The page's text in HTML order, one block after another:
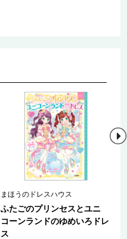
まほうのドレスハウス
ふたごのプリンセスとユニ
コーンランドのゆめいろドレ
ス